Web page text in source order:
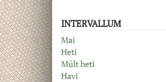
INTERVALLUM
Mai
Heti
Múlt heti
Havi